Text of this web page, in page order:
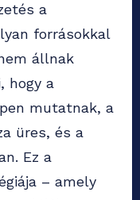
a
forrásokkal
állnak
hogy a
mutatnak, a
üres, és a
Ez a
– amely